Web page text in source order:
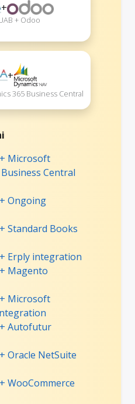
+
+ Odoo
+
365 Business Central
Microsoft
Central
Ongoing
Standard Books
Erply integration
Magento
Microsoft
Autofutur
Oracle NetSuite
WooCommerce